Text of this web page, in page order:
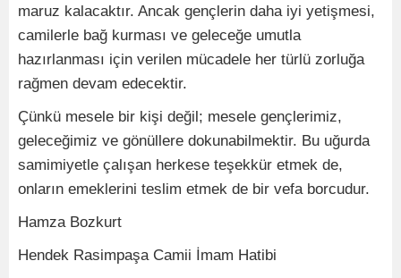
maruz kalacaktır. Ancak gençlerin daha iyi yetişmesi,
camilerle bağ kurması ve geleceğe umutla
hazırlanması için verilen mücadele her türlü zorluğa
rağmen devam edecektir.
Çünkü mesele bir kişi değil; mesele gençlerimiz,
geleceğimiz ve gönüllere dokunabilmektir. Bu uğurda
samimiyetle çalışan herkese teşekkür etmek de,
onların emeklerini teslim etmek de bir vefa borcudur.
Hamza Bozkurt
Hendek Rasimpaşa Camii İmam Hatibi